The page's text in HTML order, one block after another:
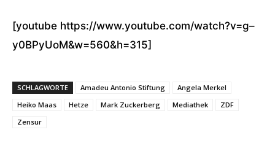
[youtube https://www.youtube.com/watch?v=g–
y0BPyUoM&w=560&h=315]
SCHLAGWORTE Amadeu Antonio Stiftung
Angela Merkel
Heiko Maas
Hetze Mark Zuckerberg Mediathek
ZDF
Zensur